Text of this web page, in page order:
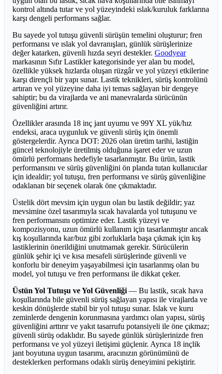
kontrol altında tutar ve yol yüzeyindeki ıslak/kuruluk farklarına
karşı dengeli performans sağlar.
Bu sayede yol tutuşu güvenli sürüşün temelini oluşturur; fren
performansı ve ıslak yol davranışları, günlük sürüşlerinize
değer katarken, güvenli hızda seyri destekler. Goodyear
markasının Sıfır Lastikler kategorisinde yer alan bu model,
özellikle yüksek hızlarda oluşan rüzgâr ve yol yüzeyi etkilerine
karşı dirençli bir yapı sunar. Lastik teknikleri, sürüş kontrolünü
artıran ve yol yüzeyine daha iyi temas sağlayan bir dengeye
sahiptir; bu da virajlarda ve ani manevralarda sürücünün
güvenliğini artırır.
Özellikler arasında 18 inç jant uyumu ve 99Y XL yük/hız
endeksi, araca uygunluk ve güvenli sürüş için önemli
göstergelerdir. Ayrıca DOT: 2026 olan üretim tarihi, lastiğin
güncel teknolojiyle üretilmiş olduğuna işaret eder ve uzun
ömürlü performans hedefiyle tasarlanmıştır. Bu ürün, lastik
performansını ve sürüş güvenliğini ön planda tutan kullanıcılar
için idealdir; yol tutuşu, fren performansı ve sürüş güvenliğine
odaklanan bir seçenek olarak öne çıkmaktadır.
Üstelik dört mevsim için uygun olan bu lastik değildir; yaz
mevsimine özel tasarımıyla sıcak havalarda yol tutuşunu ve
fren performansını optimize eder. Lastik yüzeyi ve
kompozisyonu, uzun ömürlü kullanım için tasarlanmıştır ancak
kış koşullarında kar/buz gibi zorluklarla başa çıkmak için kış
lastiklerinin önerildiğini unutmamak gerekir. Sürücülerin
günlük şehir içi ve kısa mesafeli sürüşlerinde güvenli ve
konforlu bir deneyim yaşayabilmesi için tasarlanmış olan bu
model, yol tutuşu ve fren performansı ile dikkat çeker.
Üstün Yol Tutuşu ve Yol Güvenliği — Bu lastik, sıcak hava
koşullarında bile güvenli sürüş sağlayan yapısı ile virajlarda ve
keskin dönüşlerde stabil bir yol tutuşu sunar. Islak ve kuru
zeminlerde dengenin korunmasına yardımcı olan yapısı, sürüş
güvenliğini arttırır ve yakıt tasarrufu potansiyeli ile öne çıkmaz;
güvenli sürüş odaklıdır. Bu sayede günlük sürüşlerinizde fren
performansı ve yol yüzeyi iletişimi güçlenir. Ayrıca 18 inçlik
jant boyutuna uygun tasarımı, aracınızın görünümünü de
desteklerken performans odaklı sürüş deneyimini pekiştirir.